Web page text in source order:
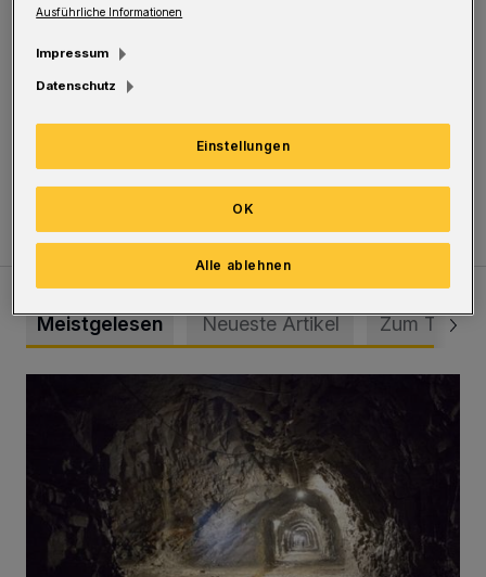
Bariton) und Celine Kammin (Klavier). Der
Meistgelesen Neueste Artikel Zum Thema
Ausführliche Informationen
Impressum
Datenschutz
Einstellungen
Alle ablehnen
OK